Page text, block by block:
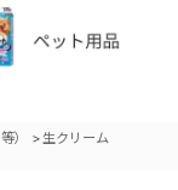
） > 生クリーム